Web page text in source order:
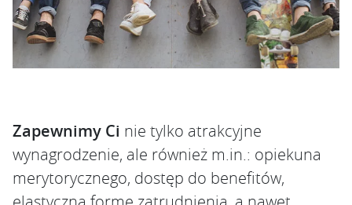
Zapewnimy Ci nie tylko atrakcyjne
wynagrodzenie, ale również m.in.: opiekuna
merytorycznego, dostęp do benefitów,